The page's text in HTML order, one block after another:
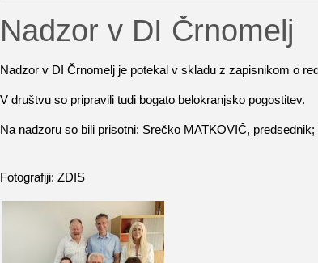
Nadzor v DI Črnomelj
Nadzor v DI Črnomelj je potekal v skladu z zapisnikom o
V društvu so pripravili tudi bogato belokranjsko pogostitev.
Na nadzoru so bili prisotni: Srečko MATKOVIČ,
Fotografiji: ZDIS